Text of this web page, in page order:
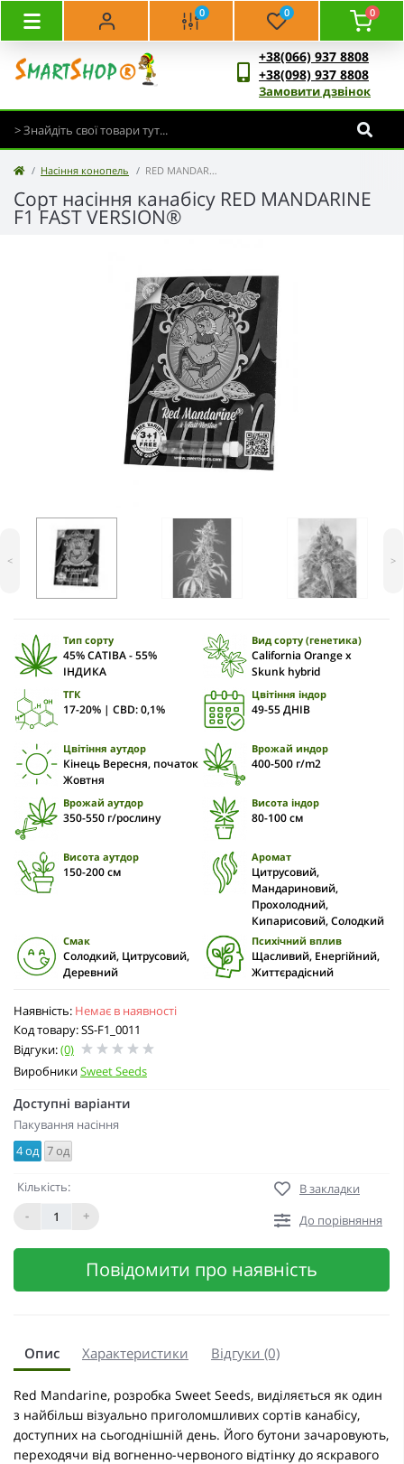
0 0 0
+38(066) 937 8808
+38(098) 937 8808
Замовити дзвінок
Насіння конопель RED MANDARINE F1 FAST VERSION®
Сорт насіння канабісу RED MANDARINE
F1 FAST VERSION®
Наявність: Немає в наявності
Код товару: SS-F1_0011
Відгуки:(0)
ВиробникиSweet Seeds
< >
Тип сорту
45% САТІВА - 55%
ІНДИКА
Вид сорту (генетика)
California Orange x
Skunk hybrid
ТГК
17-20% | CBD: 0,1%
Цвітіння індор
49-55 ДНІВ
Цвітіння аутдор
Кінець Вересня, початок
Жовтня
Врожай индор
400-500 г/m2
Врожай аутдор
350-550 г/рослину
Висота індор
80-100 cм
Висота аутдор
150-200 см
Аромат
Цитрусовий,
Мандариновий,
Прохолодний,
Кипарисовий, Солодкий
Смак
Солодкий, Цитрусовий,
Деревний
Психічний вплив
Щасливий, Енергійний,
Життєрадісний
Доступні варіанти
Пакування насіння
4 од 7 од
Кількість:
-
+
В закладки
До порівняння
Повідомити про наявність
Опис Характеристики Відгуки (0)
Red Mandarine, розробка Sweet Seeds, виділяється як один
з найбільш візуально приголомшливих сортів канабісу,
доступних на сьогоднішній день. Його бутони зачаровують,
переходячи від вогненно-червоного відтінку до яскравого